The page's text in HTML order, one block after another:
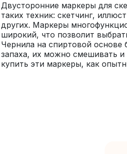
Двусторонние маркеры для
таких техник: скетчинг,
других. Маркеры
широкий, что позволит
Чернила на спиртовой
запаха, их можно смешивать
купить эти маркеры, как